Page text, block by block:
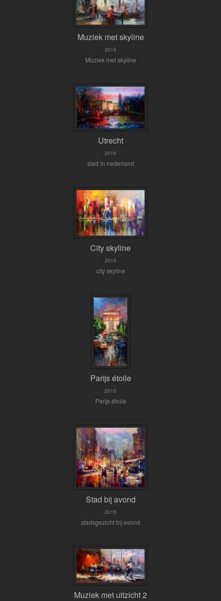
Muziek met skyline
2016
Muziek met skyline
Utrecht
2016
stad in nederland
City skyline
2015
city skyline
Parijs étoile
2015
Parijs étoile
Stad bij avond
2015
stadsgezicht bij avond
Muziek met uitzicht 2